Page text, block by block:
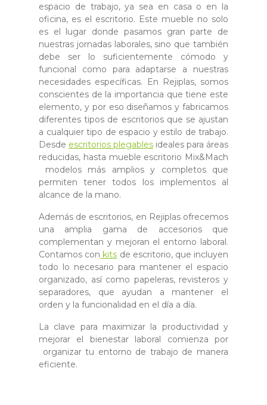
espacio de trabajo, ya sea en casa o en la
oficina, es el escritorio. Este mueble no solo
es el lugar donde pasamos gran parte de
nuestras jornadas laborales, sino que también
debe ser lo suficientemente cómodo y
funcional como para adaptarse a nuestras
necesidades específicas. En Rejiplas, somos
conscientes de la importancia que tiene este
elemento, y por eso diseñamos y fabricamos
diferentes tipos de escritorios que se ajustan
a cualquier tipo de espacio y estilo de trabajo.
Desde escritorios plegables ideales para áreas
reducidas, hasta mueble escritorio Mix&Mach
modelos más amplios y completos que
permiten tener todos los implementos al
alcance de la mano.
Además de escritorios, en Rejiplas ofrecemos
una amplia gama de accesorios que
complementan y mejoran el entorno laboral.
Contamos con kits de escritorio, que incluyen
todo lo necesario para mantener el espacio
organizado, así como papeleras, revisteros y
separadores, que ayudan a mantener el
orden y la funcionalidad en el día a día.
La clave para maximizar la productividad y
mejorar el bienestar laboral comienza por
organizar tu entorno de trabajo de manera
eficiente.